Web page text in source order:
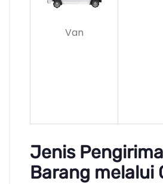
Van
Jenis
Barang melalui